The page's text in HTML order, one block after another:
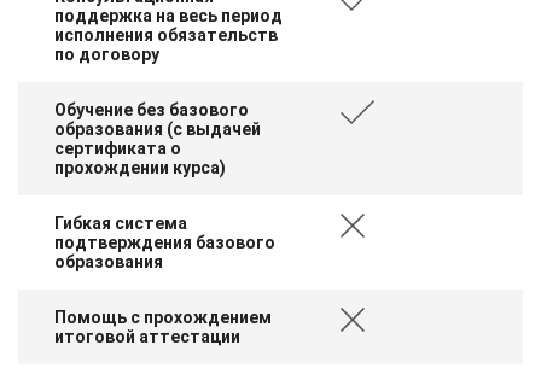
поддержка на весь период
исполнения обязательств
по договору
Обучение без базового
образования (с выдачей
сертификата о
прохождении курса)
Гибкая система
подтверждения базового
образования
Помощь с прохождением
итоговой аттестации
ChatApp
online
Мессенджеры